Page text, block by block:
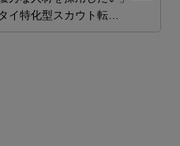
イ特化型スカウト転…